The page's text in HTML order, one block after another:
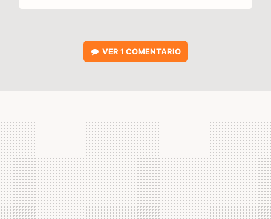
VER 1 COMENTARIO